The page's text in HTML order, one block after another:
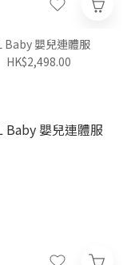
Baby 嬰兒連體服
HK$2,498.00